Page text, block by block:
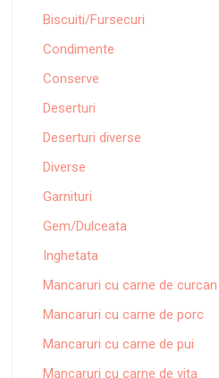
Biscuiti/Fursecuri
Condimente
Conserve
Deserturi
Deserturi diverse
Diverse
Garnituri
Gem/Dulceata
Inghetata
Mancaruri cu carne de curcan
Mancaruri cu carne de porc
Mancaruri cu carne de pui
Mancaruri cu carne de vita